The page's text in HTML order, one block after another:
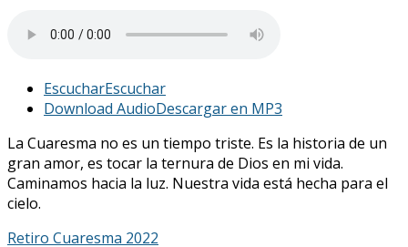
EscucharEscuchar
Download AudioDescargar en MP3
La Cuaresma no es un tiempo triste. Es la historia de un
gran amor, es tocar la ternura de Dios en mi vida.
Caminamos hacia la luz. Nuestra vida está hecha para el
cielo.
Retiro Cuaresma 2022